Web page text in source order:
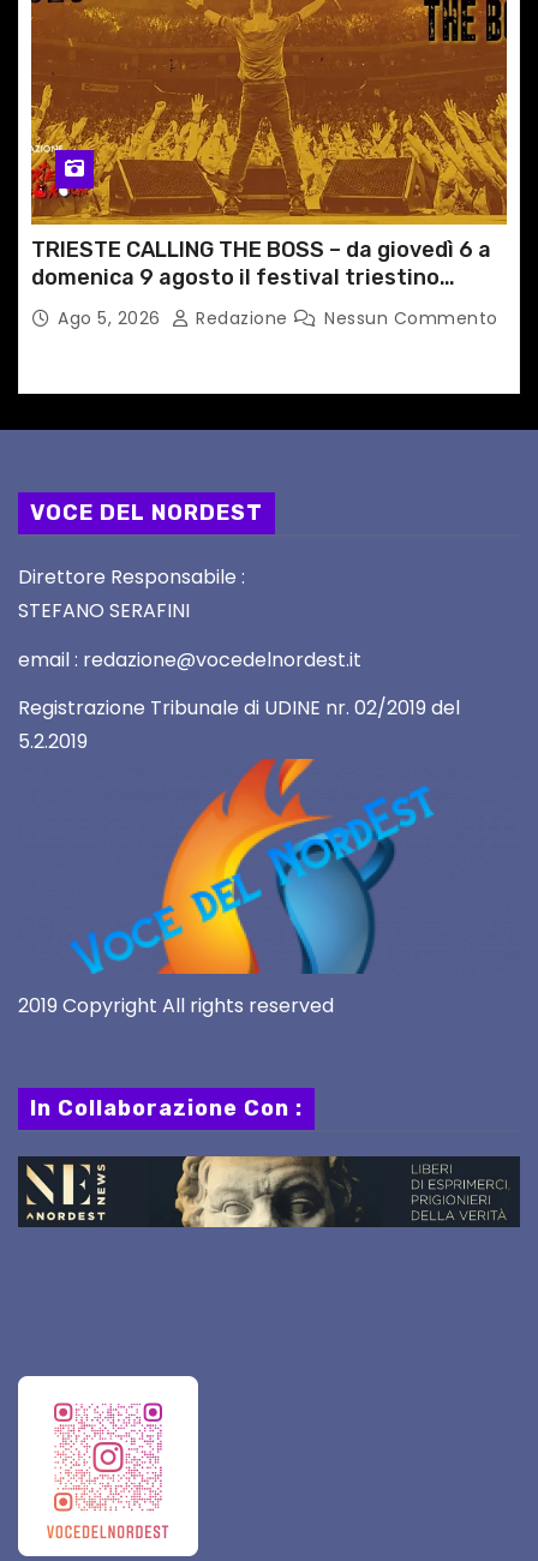
TRIESTE CALLING THE BOSS – da giovedì 6 a
domenica 9 agosto il festival triestino
dedicato a Springsteen
Ago 5, 2026 Redazione Nessun Commento
VOCE DEL NORDEST
Direttore Responsabile :
STEFANO SERAFINI
email : redazione@vocedelnordest.it
Registrazione Tribunale di UDINE nr. 02/2019 del
5.2.2019
2019 Copyright All rights reserved
In Collaborazione Con :